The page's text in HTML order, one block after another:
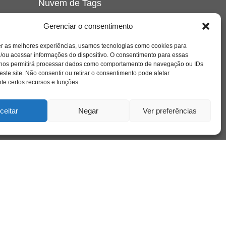
Gerenciar o consentimento
as melhores experiências, usamos tecnologias como cookies para
ou acessar informações do dispositivo. O consentimento para essas
permitirá processar dados como comportamento de navegação ou IDs
site. Não consentir ou retirar o consentimento pode afetar
certos recursos e funções.
Negar Ver preferências
Nuvem de Tags
crianca cuidado cultura depressao
educação família filme
freud infância insight jung liberdade livro
loucura luto maternidade
psicologia relato